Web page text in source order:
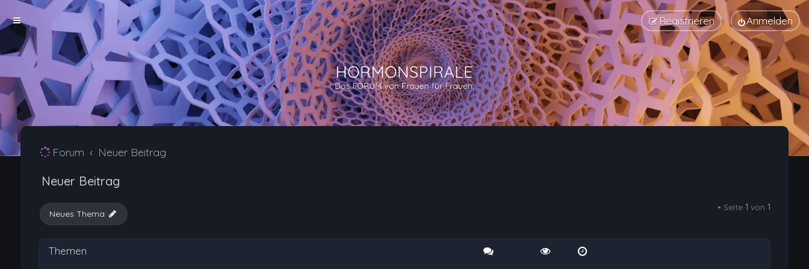
Anmelden
Registrieren
Forum Neuer Beitrag
Neuer Beitrag
Neues Thema
• Seite1 von1
Themen